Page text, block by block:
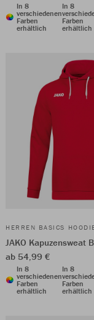
In 8
verschiedenen
Farben
erhältlich
In 8
Farben
erhältlich
HERREN BASICS
JAKO Kapuzensweat
ab 54,99 €
In 8
verschiedenen
Farben
erhältlich
In 8
Farben
erhältlich